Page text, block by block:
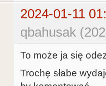
2024-01-11
qbahusak
To może ja się
Trochę słabe